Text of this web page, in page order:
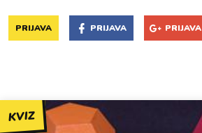
PRIJAVA PRIJAVA PRIJAVA
KVIZ